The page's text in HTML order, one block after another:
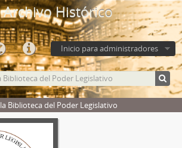
Archivo Histórico
Inicio para administradores
Biblioteca del Poder Legislativo